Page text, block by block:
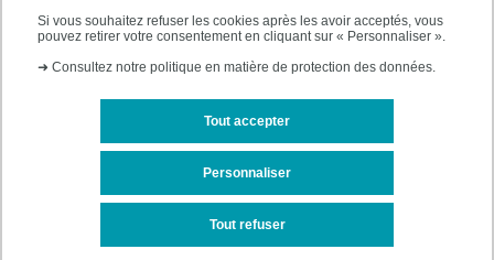
Si vous souhaitez refuser les cookies après les avoir acceptés, vous
pouvez retirer votre consentement en cliquant sur « Personnaliser ».
➜ Consultez notre politique en matière de protection des données.
Tout accepter
Tout refuser
Personnaliser
Plan d'accès
Plan du site